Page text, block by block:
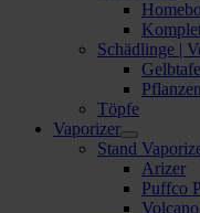
Schädlinge |
Töpfe
Vaporizer
Stand
Arizer
Puffco
Volcano